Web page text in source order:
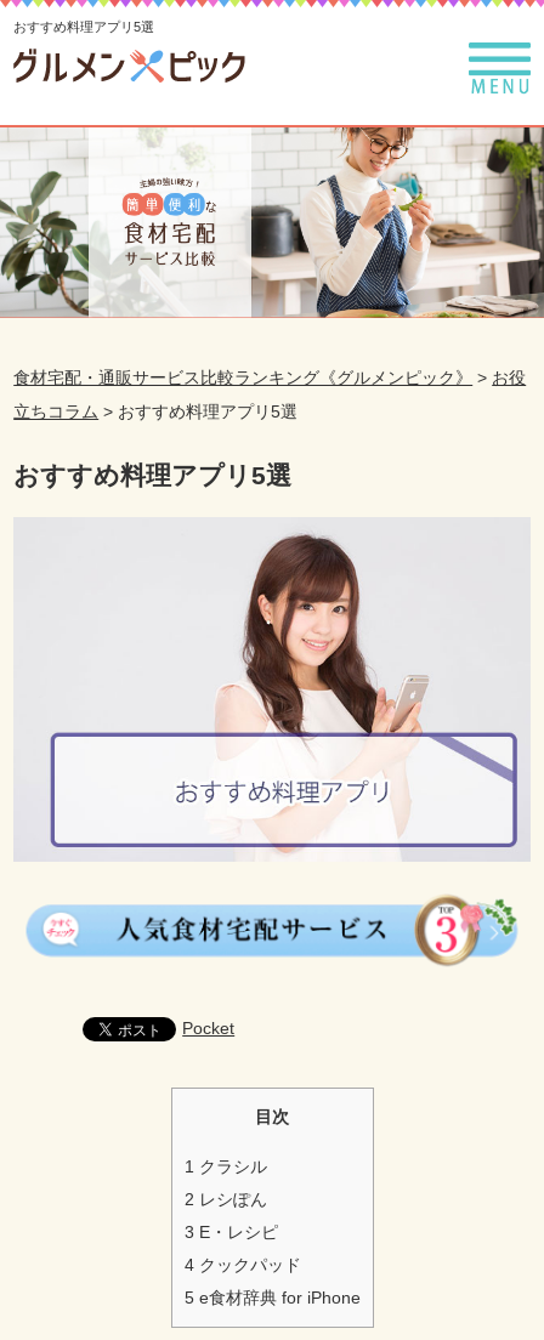
おすすめ料理アプリ5選
食材宅配・通販サービス比較ランキング《グルメンピック》 > お役
立ちコラム > おすすめ料理アプリ5選
おすすめ料理アプリ5選
Pocket
目次
1 クラシル
2 レシぽん
3 E・レシピ
4クックパッド
5e食材辞典 for iPhone